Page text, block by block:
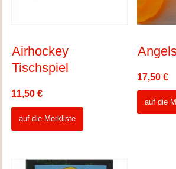
Airhockey
Tischspiel
11,50€
auf die Merkliste
17,50€
auf die